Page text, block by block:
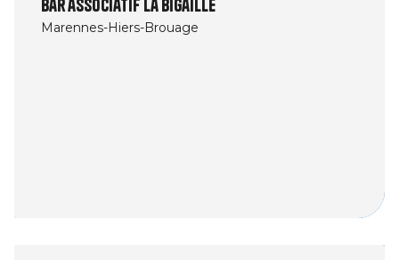
Bar associatif La Bigaille
Marennes-Hiers-Brouage